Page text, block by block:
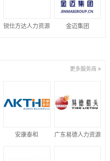
锐仕方达人力资源 金迈集团
更多服务商
安康泰和 广东易德人力资源